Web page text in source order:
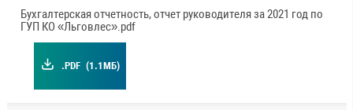
Бухгалтерская отчетность, отчет руководителя за 2021 год по
ГУП КО «Льговлес».pdf
.PDF (1.1МБ)